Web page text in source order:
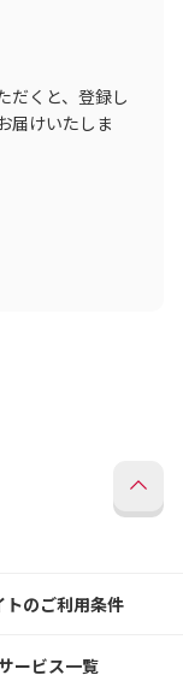
だくと、登録し
届けいたしま
トのご利用条件
ービス一覧